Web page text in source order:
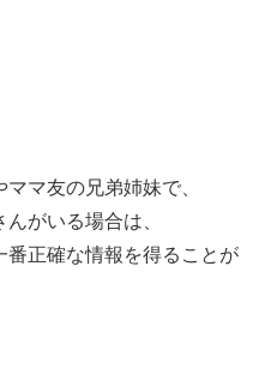
マ友の兄弟姉妹で、
がいる場合は、
番正確な情報を得ることが